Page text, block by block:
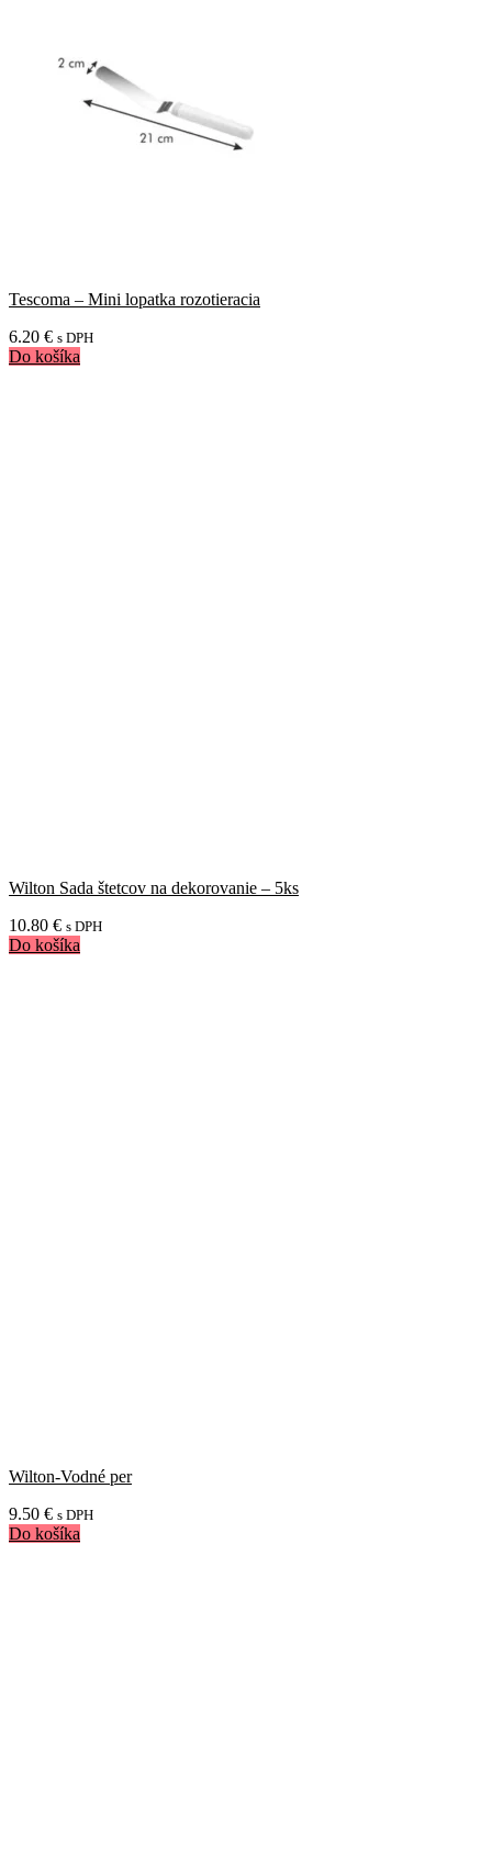
Tescoma – Mini lopatka rozotieracia
6.20 € s DPH
Do košíka
Wilton Sada štetcov na dekorovanie – 5ks
10.80 € s DPH
Do košíka
Wilton-Vodné per
9.50 € s DPH
Do košíka